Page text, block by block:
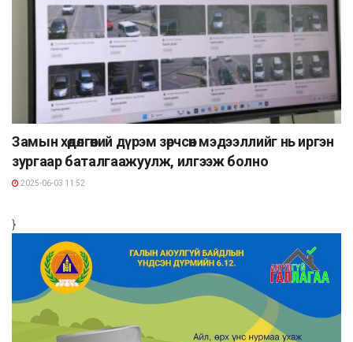
Замын хөдөлгөөний дүрэм зөрчсөн мэдээллийг нь иргэн
зургаар баталгаажуулж, илгээж болно
2025-06-03 11:52
}